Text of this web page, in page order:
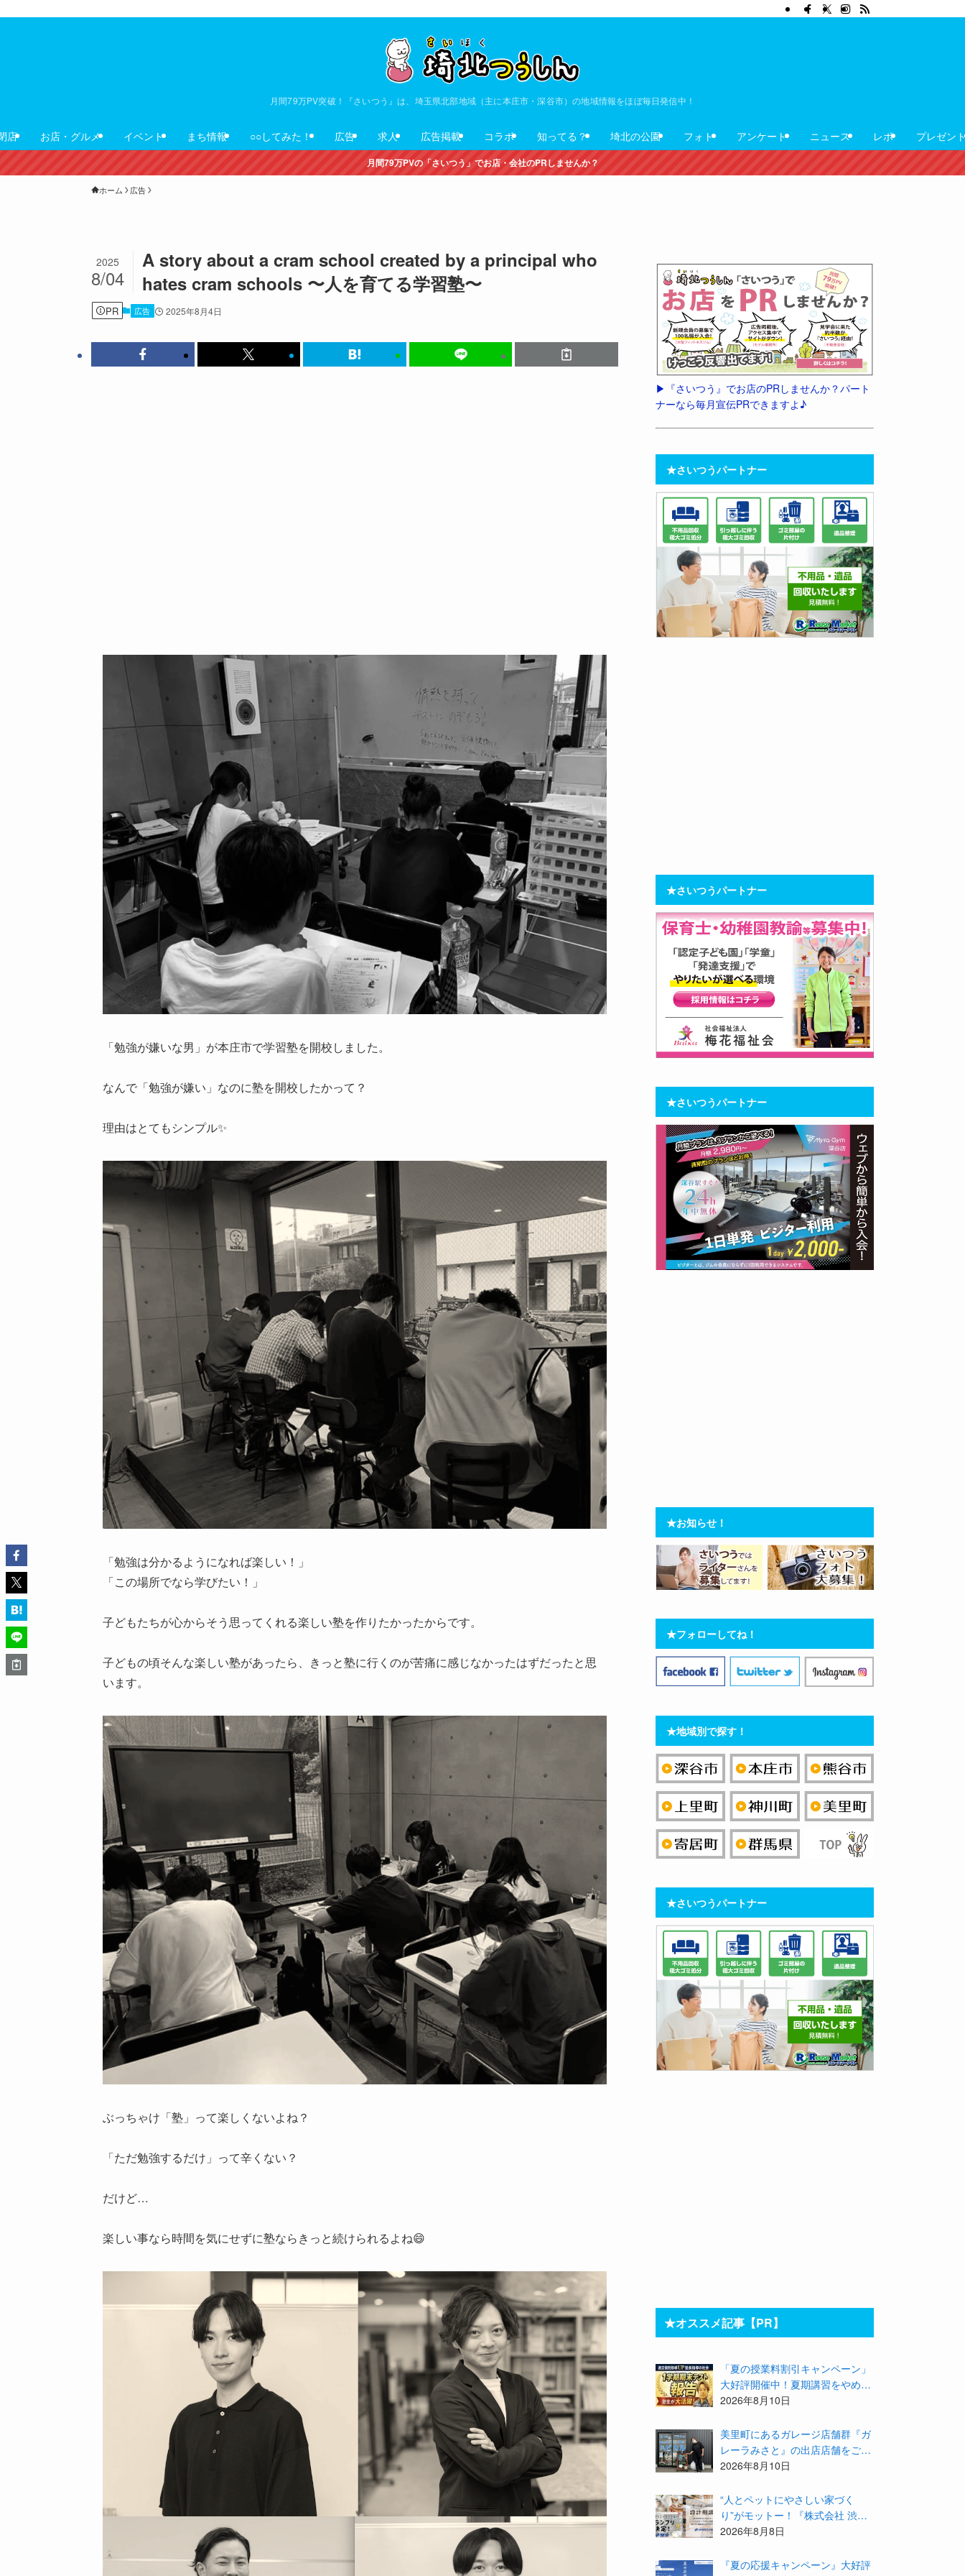
月間79万PV突破！『さいつう』は、埼玉県北部地域（主に本庄市・深谷市）の地域情報をほぼ毎日発信中！
店 お店・グルメ イベント まち情報 ○○してみた！ 広告 求人 広告掲載 コラボ 知ってる？ 埼北の公園 フォト アンケート ニュース レポ プレゼン
月間79万PVの「さいつう」でお店・会社のPRしませんか？
ホーム 広告
A story about a cram school created by a principal who
hates cram schools 〜人を育てる学習塾〜
2025
8/04
PR 広告 2025年8月4日
「勉強が嫌いな男」が本庄市で学習塾を開校しました。
なんで「勉強が嫌い」なのに塾を開校したかって？
理由はとてもシンプル✨
「勉強は分かるようになれば楽しい！」
「この場所でなら学びたい！」
子どもたちが心からそう思ってくれる楽しい塾を作りたかったからです。
子どもの頃そんな楽しい塾があったら、きっと塾に行くのが苦痛に感じなかったはずだったと思
います。
ぶっちゃけ「塾」って楽しくないよね？
「ただ勉強するだけ」って辛くない？
だけど…
楽しい事なら時間を気にせずに塾ならきっと続けられるよね😄
▶︎『さいつう』でお店のPRしませんか？パート
ナーなら毎月宣伝PRできますよ♪
★さいつうパートナー
★さいつうパートナー
★さいつうパートナー
★お知らせ！
★フォローしてね！
★地域別で探す！
★さいつうパートナー
★オススメ記事【PR】
「夏の授業料割引キャンペーン」
大好評開催中！夏期講習をやめた
人気学習塾『適正個別指導UP』
2026年8月10日
美里町にあるガレージ店舗群『ガ
レーラみさと』の出店店舗をご紹
介！第3回目はセルフホワイトニ
2026年8月10日
“人とペットにやさしい家づく
り”がモットー！『株式会社 渋
沢』の「モデル犬候補」が選出さ
会〜設計相談会〜』も開催するよ
2026年8月8日
『夏の応援キャンペーン』大好評